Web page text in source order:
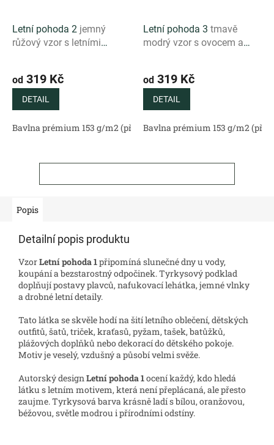
Letní pohoda 2 jemný
růžový vzor s letními
od 319 Kč
DETAIL
Bavlna prémium 153 g/m2 (přírodní) Bavlněný satén 130 g/
Letní pohoda 3 tmavě
modrý vzor s ovocem a
od 319 Kč
DETAIL
Bavlna prémium 153 g/m2
Popis
Detailní popis produktu
VzorLetní pohoda 1připomíná slunečné dny u vody,
koupání a bezstarostný odpočinek. Tyrkysový podklad
doplňují postavy plavců, nafukovací lehátka, jemné vlnky
a drobné letní detaily.
Tato látka se skvěle hodí na šití letního oblečení, dětských
outfitů, šatů, triček, kraťasů, pyžam, tašek, batůžků,
plážových doplňků nebo dekorací do dětského pokoje.
Motiv je veselý, vzdušný a působí velmi svěže.
Autorský design Letní pohoda 1ocení každý, kdo hledá
látku s letním motivem, která není přeplácaná, ale přesto
zaujme. Tyrkysová barva krásně ladí s bílou, oranžovou,
béžovou, světle modrou i přírodními odstíny.